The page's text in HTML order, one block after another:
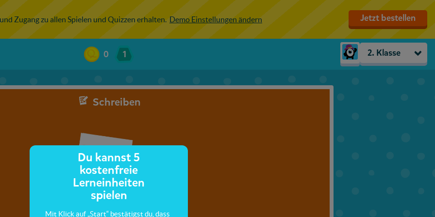
Zugang zu allen Spielen und Quizzen erhalten. Demo Einstellungen ändern Jetzt bestellen
0 1 2. Klasse
Schreiben
Du kannst 5
kostenfreie
Lerneinheiten
spielen
Mit Klick auf „Start“ bestätigst du, dass